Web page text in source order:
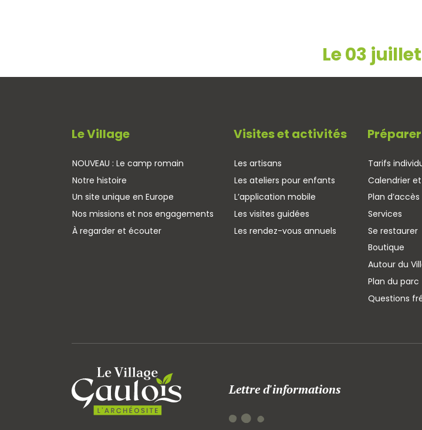
Le 03
Le Village
NOUVEAU : Le camp romain
Notre histoire
Un site unique en Europe
Nos missions et nos engagements
À regarder et écouter
Visites et activités
Les artisans
Les ateliers pour enfants
L’application mobile
Les visites guidées
Les rendez-vous annuels
Tarifs
Calendrier
Plan d’accès
Services
Se restaurer
Boutique
Autour du
Plan du parc
Questions
Lettre d'informations